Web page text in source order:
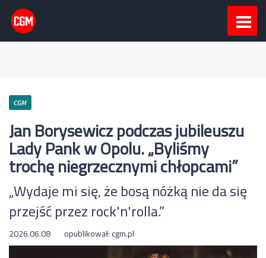
CGM
Jan Borysewicz podczas jubileuszu
Lady Pank w Opolu. „Byliśmy
trochę niegrzecznymi chłopcami”
„Wydaje mi się, że bosą nóżką nie da się
przejść przez rock'n'rolla.”
2026.06.08 opublikował:cgm.pl